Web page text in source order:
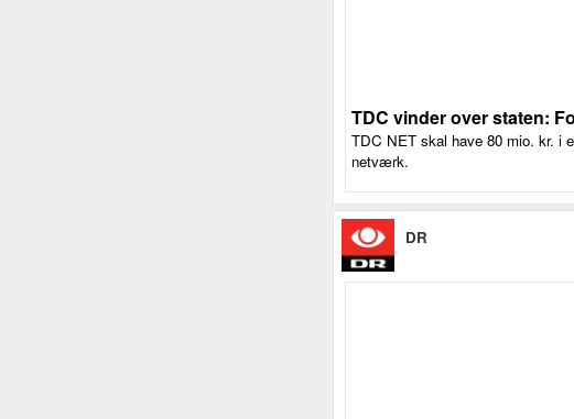
TDC vinder over staten:
TDC NET skal have 80 mio. kr. i
netværk.
DR